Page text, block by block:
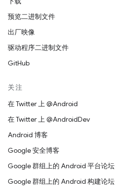
预览二进制文件
出厂映像
驱动程序二进制文件
GitHub
关注
在 Twitter 上 @Android
在 Twitter 上 @AndroidDev
Android 博客
Google 安全博客
Google 群组上的 Android 平台论坛
Google 群组上的 Android 构建论坛